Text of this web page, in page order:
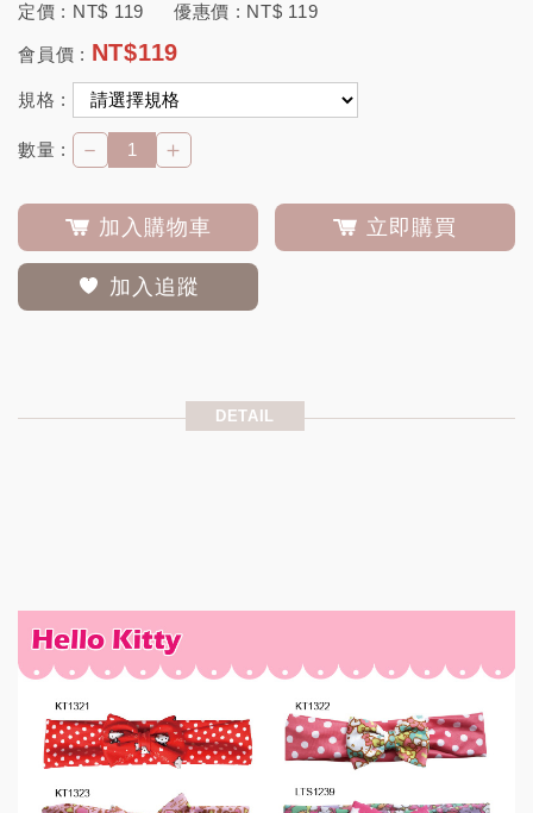
定價 : NT$ 119 優惠價 : NT$ 119
會員價 : NT$119
規格 :
數量 : － ＋
加入購物車 立即購買
加入追蹤
DETAIL